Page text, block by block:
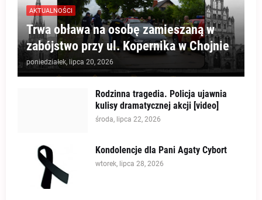
AKTUALNOŚCI
Trwa obława na osobę zamieszaną w
zabójstwo przy ul. Kopernika w Chojnie
poniedziałek, lipca 20, 2026
Rodzinna tragedia. Policja ujawnia
kulisy dramatycznej akcji [video]
środa, lipca 22, 2026
Kondolencje dla Pani Agaty Cybort
wtorek, lipca 28, 2026